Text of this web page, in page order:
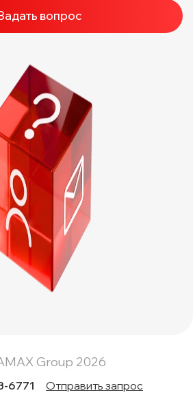
вопрос
Group 2026
6771 Отправить запрос